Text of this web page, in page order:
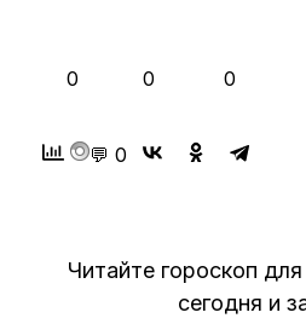
0 0 0
💬 0
Читайте гороскоп
сегодня и